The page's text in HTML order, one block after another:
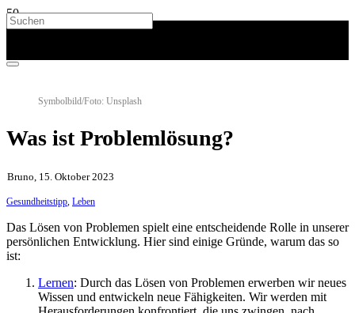
Symbolbild/Foto: Unsplash
Was ist Problemlösung?
Bruno, 15. Oktober 2023
Gesundheitstipp, Leben
Das Lösen von Problemen spielt eine entscheidende Rolle in unserer
persönlichen Entwicklung. Hier sind einige Gründe, warum das so
ist:
Lernen: Durch das Lösen von Problemen erwerben wir neues
Wissen und entwickeln neue Fähigkeiten. Wir werden mit